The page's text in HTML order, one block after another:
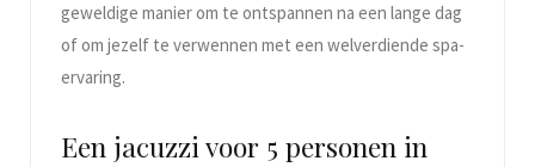
geweldige manier om te ontspannen na een lange dag
of om jezelf te verwennen met een welverdiende spa-
ervaring.
Een jacuzzi voor 5 personen in